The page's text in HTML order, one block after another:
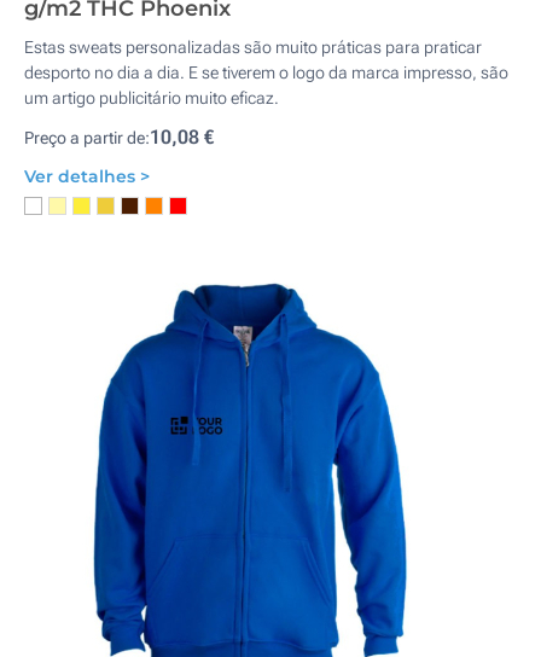
g/m2 THC Phoenix
Estas sweats personalizadas são muito práticas para praticar
desporto no dia a dia. E se tiverem o logo da marca impresso, são
um artigo publicitário muito eficaz.
Preço a partir de:10,08 €
Ver detalhes >